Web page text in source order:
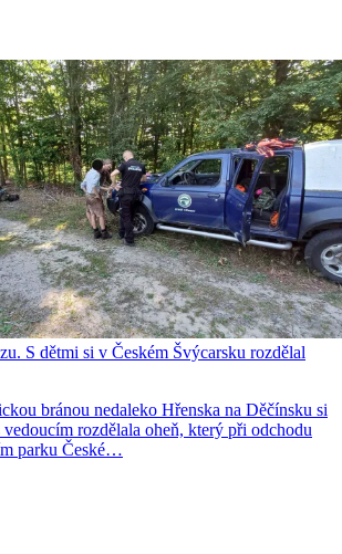
S dětmi si v Českém Švýcarsku rozdělal
bránou nedaleko Hřenska na Děčínsku si
rozdělala oheň, který při odchodu
parku České…